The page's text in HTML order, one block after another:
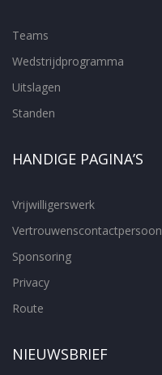
Teams
Wedstrijdprogramma
Uitslagen
Standen
HANDIGE PAGINA’S
Vrijwilligerswerk
Vertrouwenscontactpersoon
Sponsoring
Privacy
Route
NIEUWSBRIEF